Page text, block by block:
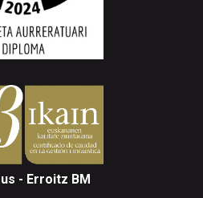
- Erroitz BM